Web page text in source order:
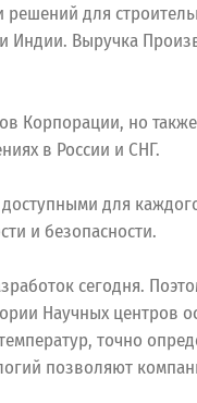
для
Индии. Выручка
Корпорации, но
в России и СНГ.
для
и безопасности.
сегодня.
Научных
точно
позволяют